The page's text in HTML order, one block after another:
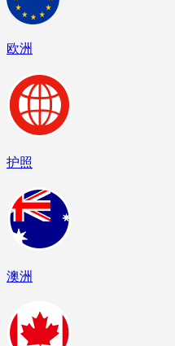
欧洲
护照
澳洲